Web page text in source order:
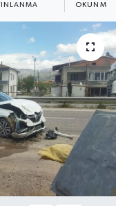
OKUNMA